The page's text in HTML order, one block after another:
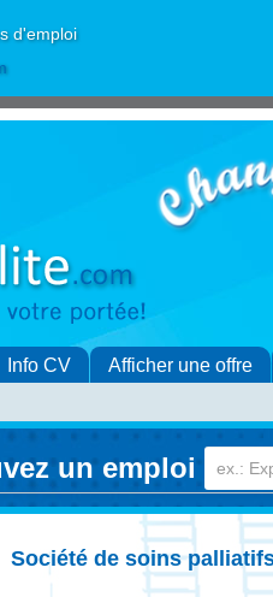
d'emploi
Info CV Afficher une offre
un emploi
Société de soins